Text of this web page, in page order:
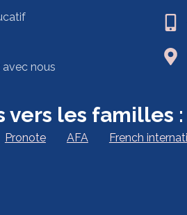
nous
vers les familles :
Pronote AFA French